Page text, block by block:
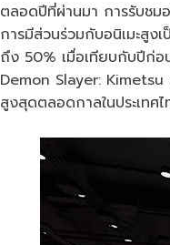
ตลอดปีที่ผ่านมา การรับชมอ
การมีส่วนร่วมกับอนิเมะสู
ถึง 50% เมื่อเทียบกับปีก่อ
Demon Slayer:
สูงสุดตลอดกาลในประเทศ